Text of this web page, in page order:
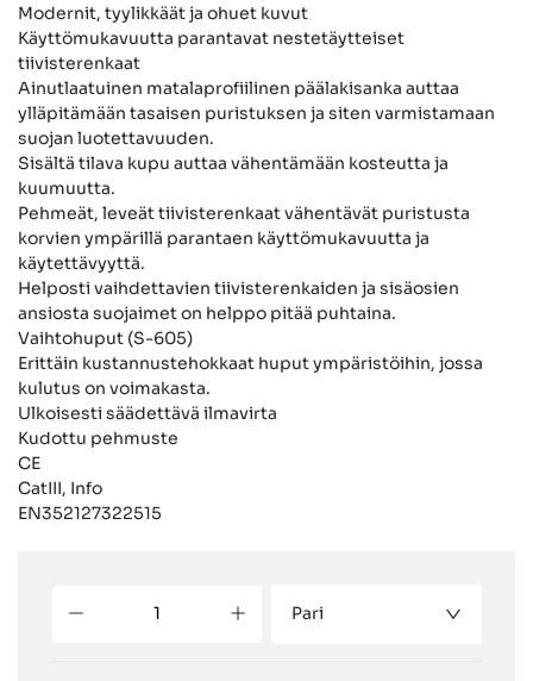
Modernit, tyylikkäät ja ohuet kuvut
Käyttömukavuutta parantavat nestetäytteiset
tiivisterenkaat
Ainutlaatuinen matalaprofiilinen päälakisanka auttaa
ylläpitämään tasaisen puristuksen ja siten varmistamaan
suojan luotettavuuden.
Sisältä tilava kupu auttaa vähentämään kosteutta ja
kuumuutta.
Pehmeät, leveät tiivisterenkaat vähentävät puristusta
korvien ympärillä parantaen käyttömukavuutta ja
käytettävyyttä.
Helposti vaihdettavien tiivisterenkaiden ja sisäosien
ansiosta suojaimet on helppo pitää puhtaina.
Vaihtohuput (S-605)
Erittäin kustannustehokkaat huput ympäristöihin, jossa
kulutus on voimakasta.
Ulkoisesti säädettävä ilmavirta
Kudottu pehmuste
CE
CatIII, Info
EN352127322515
Pari